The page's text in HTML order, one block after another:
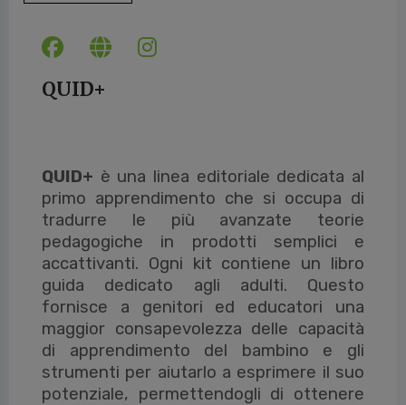
QUID+
QUID+ è una linea editoriale dedicata al
primo apprendimento che si occupa di
tradurre le più avanzate teorie
pedagogiche in prodotti semplici e
accattivanti. Ogni kit contiene un libro
guida dedicato agli adulti. Questo
fornisce a genitori ed educatori una
maggior consapevolezza delle capacità
di apprendimento del bambino e gli
strumenti per aiutarlo a esprimere il suo
potenziale, permettendogli di ottenere